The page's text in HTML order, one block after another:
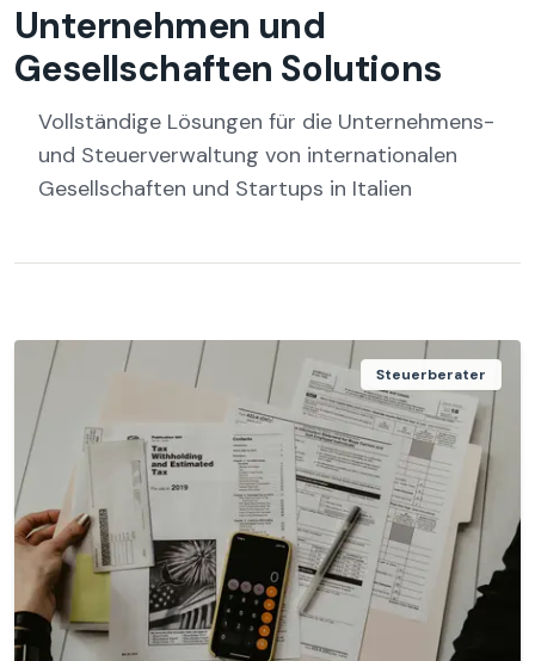
Unternehmen und
Gesellschaften Solutions
Vollständige Lösungen für die Unternehmens-
und Steuerverwaltung von internationalen
Gesellschaften und Startups in Italien
Steuerberater